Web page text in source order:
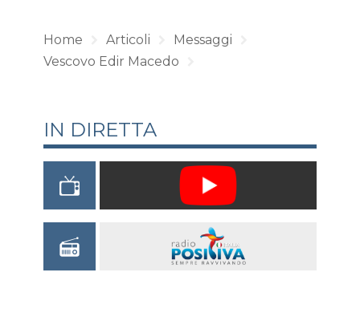
Home Articoli
Messaggi
Vescovo Edir Macedo
IN DIRETTA